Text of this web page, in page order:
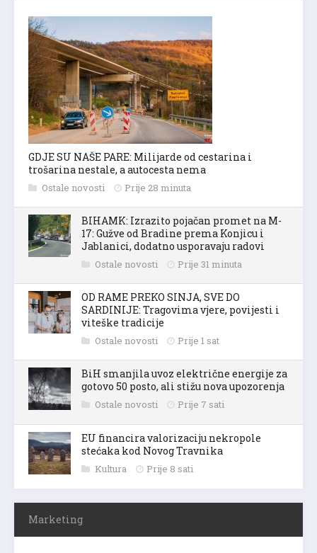
GDJE SU NAŠE PARE: Milijarde od cestarina i
trošarina nestale, a autocesta nema
Ostale novosti Prije 28 minuta
BIHAMK: Izrazito pojačan promet na M-
17: Gužve od Bradine prema Konjicu i
Jablanici, dodatno usporavaju radovi
Ostale novosti Prije 31 minuta
OD RAME PREKO SINJA, SVE DO
SARDINIJE: Tragovima vjere, povijesti i
viteške tradicije
Ostale novosti Prije 1 sat
BiH smanjila uvoz električne energije za
gotovo 50 posto, ali stižu nova upozorenja
Ostale novosti Prije 7 sati
EU financira valorizaciju nekropole
stećaka kod Novog Travnika
Kultura Prije 8 sati
Marketing